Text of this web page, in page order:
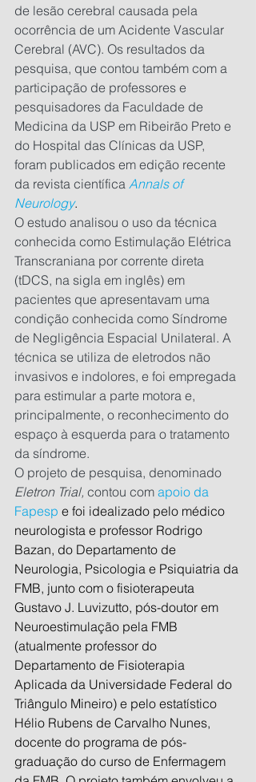
de lesão cerebral causada pela
ocorrência de um Acidente Vascular
Cerebral (AVC). Os resultados da
pesquisa, que contou também com a
participação de professores e
pesquisadores da Faculdade de
Medicina da USP em Ribeirão Preto e
do Hospital das Clínicas da USP,
foram publicados em edição recente
da revista científica Annals of
Neurology.
O estudo analisou o uso da técnica
conhecida como Estimulação Elétrica
Transcraniana por corrente direta
(tDCS, na sigla em inglês) em
pacientes que apresentavam uma
condição conhecida como Síndrome
de Negligência Espacial Unilateral. A
técnica se utiliza de eletrodos não
invasivos e indolores, e foi empregada
para estimular a parte motora e,
principalmente, o reconhecimento do
espaço à esquerda para o tratamento
da síndrome.
O projeto de pesquisa, denominado
Eletron Trial, contou com apoio da
Fapesp e foi idealizado pelo médico
neurologista e professor Rodrigo
Bazan, do Departamento de
Neurologia, Psicologia e Psiquiatria da
FMB, junto com o fisioterapeuta
Gustavo J. Luvizutto, pós-doutor em
Neuroestimulação pela FMB
(atualmente professor do
Departamento de Fisioterapia
Aplicada da Universidade Federal do
Triângulo Mineiro) e pelo estatístico
Hélio Rubens de Carvalho Nunes,
docente do programa de pós-
graduação do curso de Enfermagem